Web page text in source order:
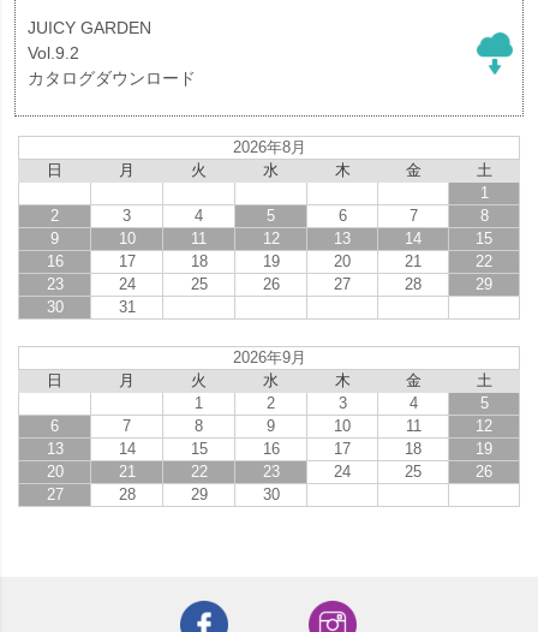
JUICY GARDEN
Vol.9.2
カタログダウンロード
2026年8月
日
月 火 水 木 金
土
1
2
3 4 5 6 7
8
9
10 11 12 13 14
15
16
17 18 19 20 21
22
23
24 25 26 27 28
29
30
31
2026年9月
日
月 火 水 木 金
土
1
2 3 4
5
6
7 8 9 10 11
12
13
14 15 16 17 18
19
20
21 22 23 24 25
26
27
28 29 30